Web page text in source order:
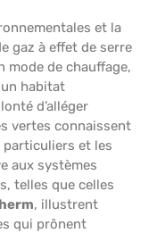
et la
gaz à effet de serre
mode de chauffage,
habitat
d’alléger
vertes connaissent
et les
aux systèmes
telles que celles
, illustrent
qui prônent